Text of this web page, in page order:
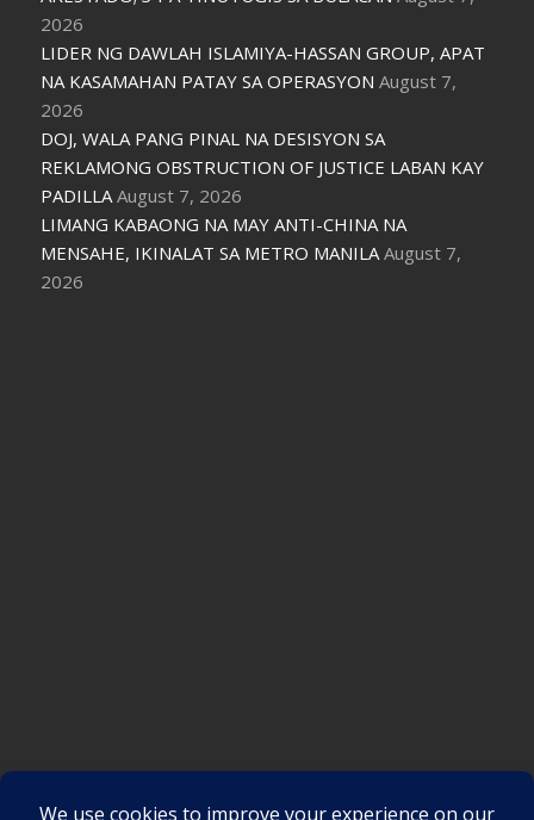
2026
LIDER NG DAWLAH ISLAMIYA-HASSAN GROUP, APAT
NA KASAMAHAN PATAY SA OPERASYON August 7,
2026
DOJ, WALA PANG PINAL NA DESISYON SA
REKLAMONG OBSTRUCTION OF JUSTICE LABAN KAY
PADILLA August 7, 2026
LIMANG KABAONG NA MAY ANTI-CHINA NA
MENSAHE, IKINALAT SA METRO MANILA August 7,
2026